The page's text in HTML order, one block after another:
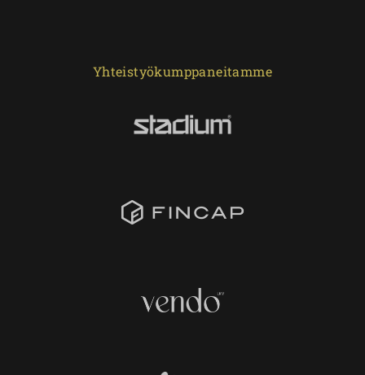
Yhteistyökumppaneitamme